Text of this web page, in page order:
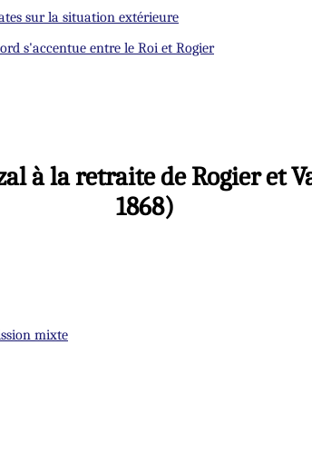
sur la situation extérieure
s'accentue entre le Roi et Rogier
à la retraite de Rogier et
1868)
mixte